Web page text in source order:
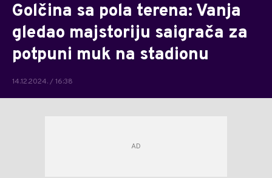
Golčina sa pola terena: Vanja
gledao majstoriju saigrača za
potpuni muk na stadionu
14.12.2024. / 16:38